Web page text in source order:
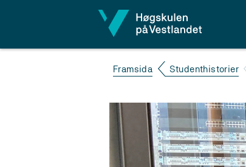
Framsida Studenthistorier